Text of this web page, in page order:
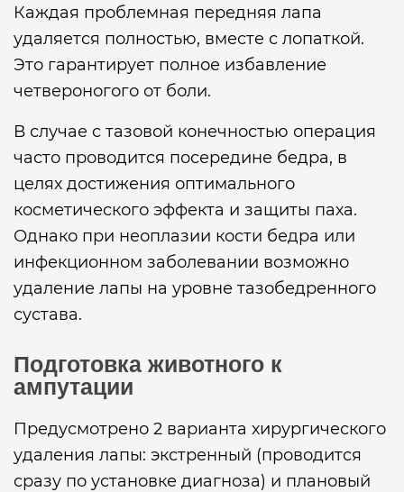
Каждая проблемная передняя лапа
удаляется полностью, вместе с лопаткой.
Это гарантирует полное избавление
четвероногого от боли.
В случае с тазовой конечностью операция
часто проводится посередине бедра, в
целях достижения оптимального
косметического эффекта и защиты паха.
Однако при неоплазии кости бедра или
инфекционном заболевании возможно
удаление лапы на уровне тазобедренного
сустава.
Подготовка животного к
ампутации
Предусмотрено 2 варианта хирургического
удаления лапы: экстренный (проводится
сразу по установке диагноза) и плановый